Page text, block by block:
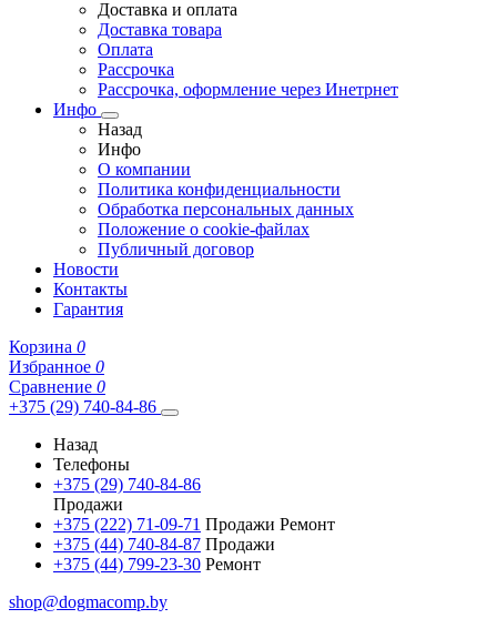
Доставка и оплата
Доставка товара
Оплата
Рассрочка
Рассрочка, оформление через Инетрнет
Инфо
Назад
Инфо
О компании
Политика конфиденциальности
Обработка персональных данных
Положение о cookie-файлах
Публичный договор
Новости
Контакты
Гарантия
Корзина 0
Избранное 0
Сравнение 0
+375 (29) 740-84-86
Назад
Телефоны
+375 (29) 740-84-86
Продажи
+375 (222) 71-09-71 Продажи Ремонт
+375 (44) 740-84-87 Продажи
+375 (44) 799-23-30 Ремонт
shop@dogmacomp.by